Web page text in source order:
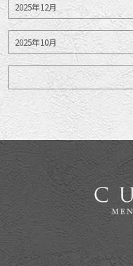
2025年12月
2025年10月